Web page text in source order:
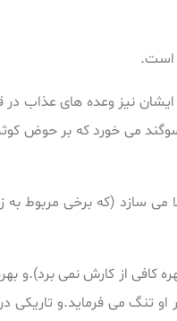
است.
نیز وعده های عذاب در
می خورد که بر حوض کوثر
سازد (که برخی مربوط به
کافی از کارش نمی برد).و
او تنگ می فرماید.و تاریکی